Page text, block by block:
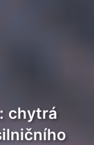
chytrá